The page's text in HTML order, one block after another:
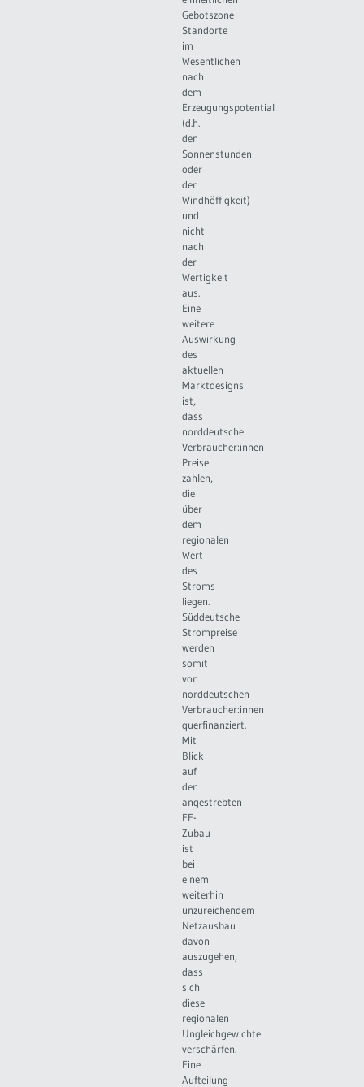
Gebotszone
Standorte
im
Wesentlichen
nach
dem
Erzeugungspotential
(d.h.
den
Sonnenstunden
oder
der
Windhöffigkeit)
und
nicht
nach
der
Wertigkeit
aus.
Eine
weitere
Auswirkung
des
aktuellen
Marktdesigns
ist,
dass
norddeutsche
Verbraucher:innen
Preise
zahlen,
die
über
dem
regionalen
Wert
des
Stroms
liegen.
Süddeutsche
Strompreise
werden
somit
von
norddeutschen
Verbraucher:innen
querfinanziert.
Mit
Blick
auf
den
angestrebten
EE-
Zubau
ist
bei
einem
weiterhin
unzureichendem
Netzausbau
davon
auszugehen,
dass
sich
diese
regionalen
Ungleichgewichte
verschärfen.
Eine
Aufteilung